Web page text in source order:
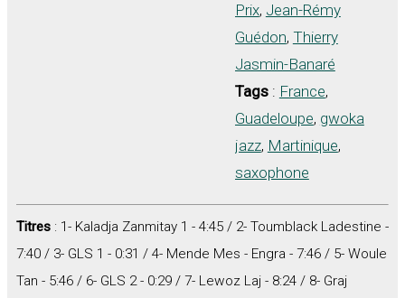
Prix, Jean-Rémy
Guédon, Thierry
Jasmin-Banaré
Tags: France,
Guadeloupe, gwoka
jazz, Martinique,
saxophone
Titres : 1- Kaladja Zanmitay 1 - 4:45 / 2- Toumblack Ladestine -
7:40 / 3- GLS 1 - 0:31 / 4- Mende Mes - Engra - 7:46 / 5- Woule
Tan - 5:46 / 6- GLS 2 - 0:29 / 7- Lewoz Laj - 8:24 / 8- Graj